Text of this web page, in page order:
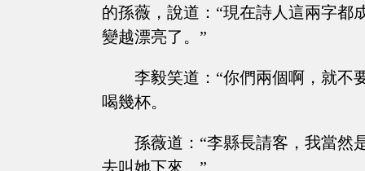
的孫薇，說道：“現在詩人這兩字都
變越漂亮了。”
李毅笑道：“你們兩個啊，就不
喝幾杯。
孫薇道：“李縣長請客，我當然
去叫她下來。”